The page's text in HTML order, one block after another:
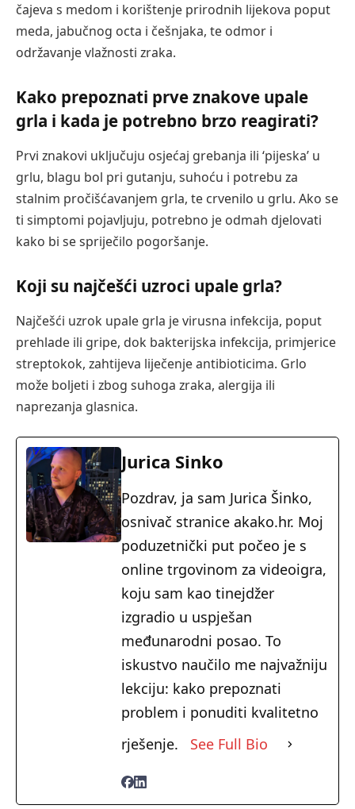
čajeva s medom i korištenje prirodnih lijekova poput
meda, jabučnog octa i češnjaka, te odmor i
održavanje vlažnosti zraka.
Kako prepoznati prve znakove upale
grla i kada je potrebno brzo reagirati?
Prvi znakovi uključuju osjećaj grebanja ili ‘pijeska’ u
grlu, blagu bol pri gutanju, suhoću i potrebu za
stalnim pročišćavanjem grla, te crvenilo u grlu. Ako se
ti simptomi pojavljuju, potrebno je odmah djelovati
kako bi se spriječilo pogoršanje.
Koji su najčešći uzroci upale grla?
Najčešći uzrok upale grla je virusna infekcija, poput
prehlade ili gripe, dok bakterijska infekcija, primjerice
streptokok, zahtijeva liječenje antibioticima. Grlo
može boljeti i zbog suhoga zraka, alergija ili
naprezanja glasnica.
Jurica Sinko
Pozdrav, ja sam Jurica Šinko,
osnivač stranice akako.hr. Moj
poduzetnički put počeo je s
online trgovinom za videoigra,
koju sam kao tinejdžer
izgradio u uspješan
međunarodni posao. To
iskustvo naučilo me najvažniju
lekciju: kako prepoznati
problem i ponuditi kvalitetno
rješenje.
See Full Bio